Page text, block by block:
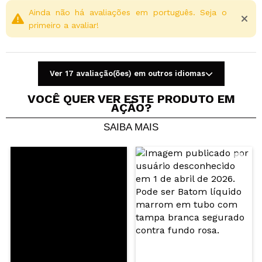
Deixe-se surpreender pela sua cor e pelos seus
flashes multicoloridos em vermelho e rosa, sem dúvida
um dos mais especiais e "spicy" da coleção.
Praliné:O mais envolvente de todos, com um tom
castanho chocolate, um tom “praliné” super doce para
Compartilhar um vídeo ou uma foto
Seu vídeo pode ser o primeiro. Imagine isso...
Recomenda esta compra? Sim Não
ENVIAR
Ainda não há avaliações em português. Seja o
primeiro a avaliar!
Ver 17 avaliação(ões) em outros idiomas
VOCÊ QUER VER ESTE PRODUTO EM
AÇÃO?
SAIBA MAIS